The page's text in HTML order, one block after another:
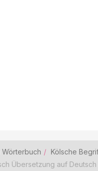
Wörterbuch
Kölsche
Übersetzung auf Deutsch